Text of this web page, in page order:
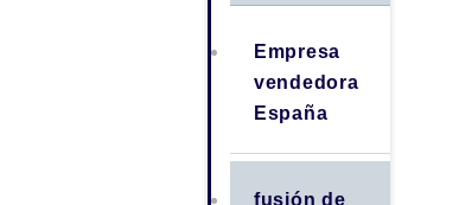
Empresa
vendedora
España
fusión de